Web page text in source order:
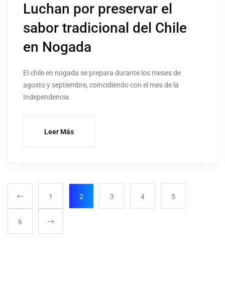
Luchan por preservar el
sabor tradicional del Chile
en Nogada
El chile en nogada se prepara durante los meses de
agosto y septiembre, coincidiendo con el mes de la
Independencia.
Leer Más
1 2 3 4 5
6